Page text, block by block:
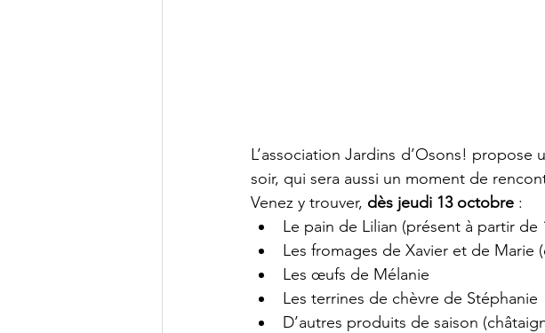
L’association Jardins d’Osons!
soir, qui sera aussi un moment de
Venez y trouver, dès jeudi 13 octobre :
Le pain de Lilian (présent à partir de
Les fromages de Xavier et de Marie
Les œufs de Mélanie
Les terrines de chèvre de Stéphanie
D’autres produits de saison